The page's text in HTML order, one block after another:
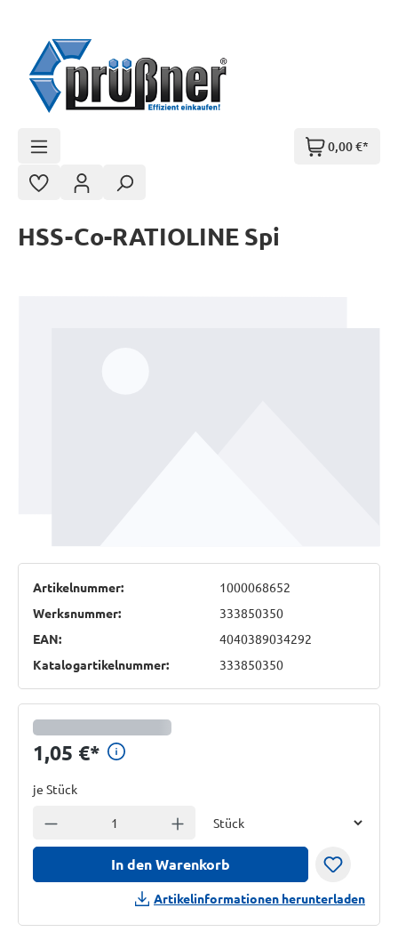
0,00 €*
HSS-Co-RATIOLINE Spi
Artikelnummer:
1000068652
Werksnummer:
333850350
EAN:
4040389034292
Katalogartikelnummer:
333850350
1,05 €* Preisinformationen anzeigen
je Stück
Anzahl verringern Anzahl erhöhen
In den Warenkorb
Artikelinformationen herunterladen